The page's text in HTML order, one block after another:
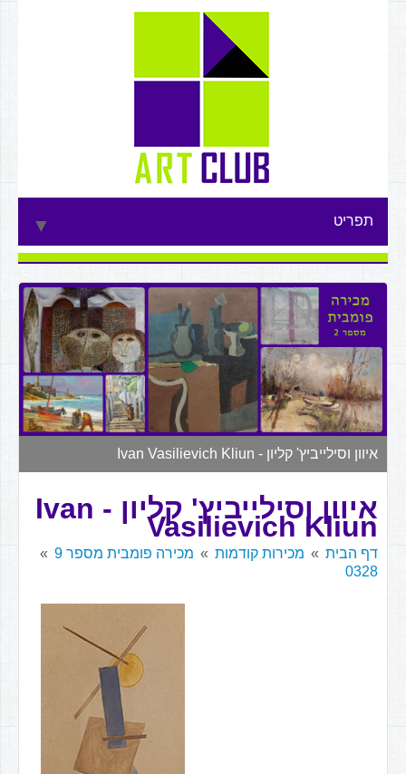
תפריט ▼
▼
▼
▼
▼
איוון וסילייביץ' קליון - Ivan Vasilievich Kliun
איוון וסילייביץ' קליון - Ivan
Vasilievich Kliun
דף הבית מכירות קודמות
מכירה פומבית מספר 9
0328